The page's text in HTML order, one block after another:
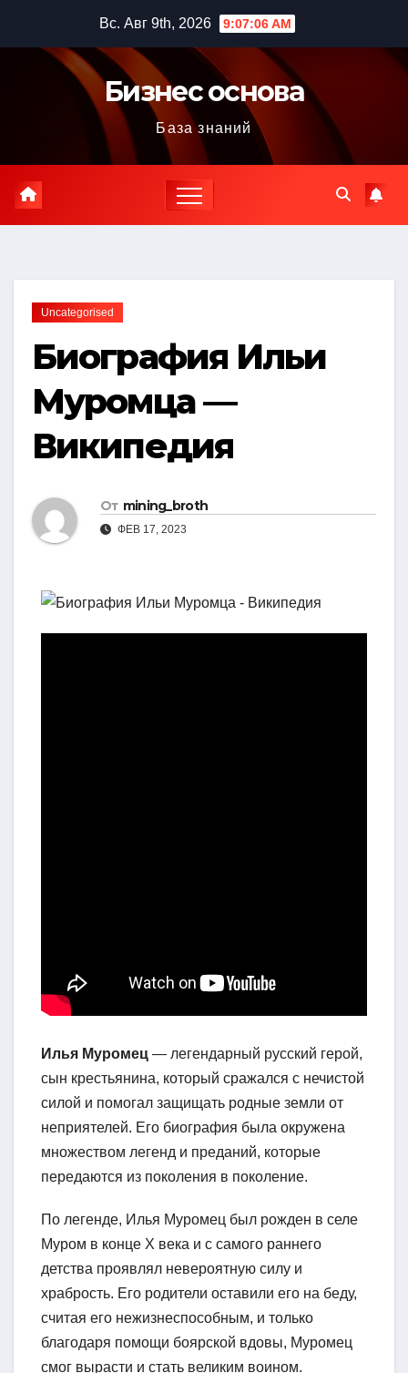
содержимому
Вс. Авг 9th, 2026 9:07:07 AM
Бизнес основа
База знаний
Uncategorised
Биография Ильи
Муромца —
Википедия
От mining_broth
ФЕВ 17, 2023
Илья Муромец — легендарный русский герой,
сын крестьянина, который сражался с нечистой
силой и помогал защищать родные земли от
неприятелей. Его биография была окружена
множеством легенд и преданий, которые
передаются из поколения в поколение.
По легенде, Илья Муромец был рожден в селе
Муром в конце X века и с самого раннего
детства проявлял невероятную силу и
храбрость. Его родители оставили его на беду,
считая его нежизнеспособным, и только
благодаря помощи боярской вдовы, Муромец
смог вырасти и стать великим воином.